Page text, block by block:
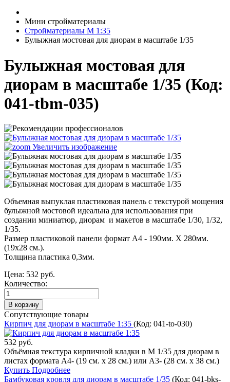
Мини стройматериалы
Стройматериалы M 1:35
Булыжная мостовая для диорам в масштабе 1/35
Булыжная мостовая для
диорам в масштабе 1/35 (Код:
041-tbm-035)
Увеличить изображение
Объемная выпуклая пластиковая панель с текстурой мощения
булыжной мостовой идеальна для использования при
создании миниатюр, диорам и макетов в масштабе 1/30, 1/32,
1/35.
Размер пластиковой панели формат А4 - 190мм. Х 280мм.
(19х28 см.).
Толщина пластика 0,3мм.
Цена: 532 руб.
Количество:
Сопутствующие товары
Кирпич для диорам в масштабе 1:35 (Код: 041-to-030)
532 руб.
Объёмная текстура кирпичной кладки в М 1/35 для диорам в
листах формата А4- (19 см. х 28 см.) или А3- (28 см. х 38 см.)
Купить Подробнее
Бамбуковая кровля для диорам в масштабе 1/35 (Код: 041-bks-